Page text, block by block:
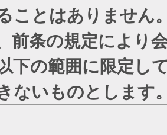
ことはありません
前条の規定により
下の範囲に限定し
ないものとします